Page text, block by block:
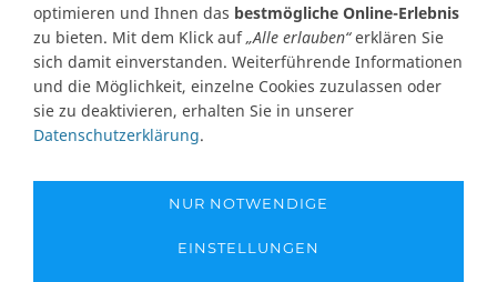
Kontakt Ersatzteile-AnfrageZahlungsartenVersand
WiderrufsrechtWiderrufsformularAGB Datenschutz
ImpressumIhre Cookie Einstellungen
Abbildungen können von Originalware abweichen! Angabe von
technischen Daten und Lieferzeit unter Vorbehalt.
abweichen!
optimieren und Ihnen das bestmögliche Online-Erlebnis
zu bieten. Mit dem Klick auf„Alle erlauben“erklären Sie
sich damit einverstanden. Weiterführende Informationen
und die Möglichkeit, einzelne Cookies zuzulassen oder
sie zu deaktivieren, erhalten Sie in unserer
Datenschutzerklärung.
NUR NOTWENDIGE
EINSTELLUNGEN